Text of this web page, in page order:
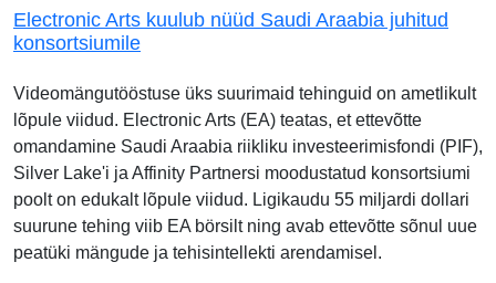
Electronic Arts kuulub nüüd Saudi Araabia juhitud
konsortsiumile
Videomängutööstuse üks suurimaid tehinguid on ametlikult
lõpule viidud. Electronic Arts (EA) teatas, et ettevõtte
omandamine Saudi Araabia riikliku investeerimisfondi (PIF),
Silver Lake'i ja Affinity Partnersi moodustatud konsortsiumi
poolt on edukalt lõpule viidud. Ligikaudu 55 miljardi dollari
suurune tehing viib EA börsilt ning avab ettevõtte sõnul uue
peatüki mängude ja tehisintellekti arendamisel.